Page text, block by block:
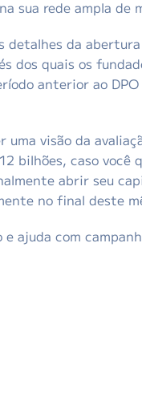
sua rede ampla de
detalhes da
dos quais os
anterior ao
uma visão da
bilhões, caso você
abrir seu
no final deste
ajuda com